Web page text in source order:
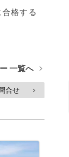
格する
一覧へ >
合せ >